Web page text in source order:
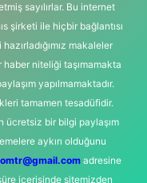
sayılırlar. Bu internet
şirketi ile hiçbir bağlantısı
makaleler
haber niteliği taşımamakta
yapılmamaktadır.
tamamen tesadüfidir.
ücretsiz bir bilgi paylaşım
aykırı olduğunu
adresine
içerisinde sitemizden